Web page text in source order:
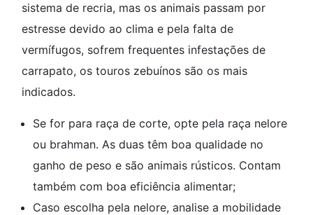
sistema de recria, mas os animais passam por
estresse devido ao clima e pela falta de
vermífugos, sofrem frequentes infestações de
carrapato, os touros zebuínos são os mais
indicados.
Se for para raça de corte, opte pela raça nelore
ou brahman. As duas têm boa qualidade no
ganho de peso e são animais rústicos. Contam
também com boa eficiência alimentar;
Caso escolha pela nelore, analise a mobilidade